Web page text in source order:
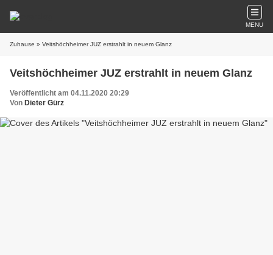
MENU
Zuhause » Veitshöchheimer JUZ erstrahlt in neuem Glanz
Veitshöchheimer JUZ erstrahlt in neuem Glanz
Veröffentlicht am 04.11.2020 20:29
Von Dieter Gürz